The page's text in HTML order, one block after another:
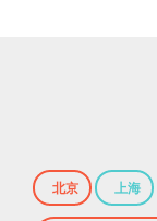
北京 上海